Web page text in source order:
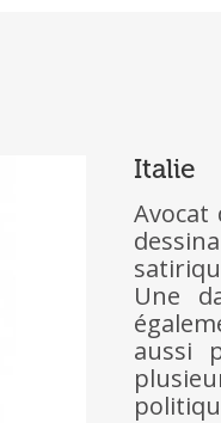
Italie
Avocat
Une
aussi